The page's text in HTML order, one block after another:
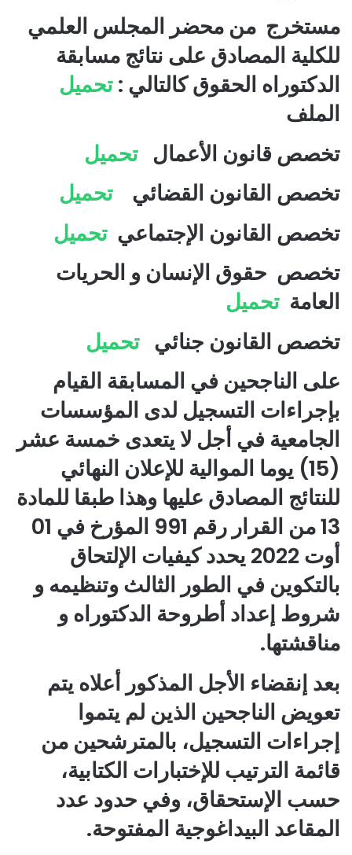
مستخرج من محضر المجلس العلمي
للكلية المصادق على نتائج مسابقة
الدكتوراه الحقوق كالتالي :تحميل
الملف
تخصص قانون الأعمال تحميل
تخصص القانون القضائي تحميل
تخصص القانون الإجتماعي تحميل
تخصص حقوق الإنسان و الحريات
العامة تحميل
تخصص القانون جنائي تحميل
على الناجحين في المسابقة القيام
بإجراءات التسجيل لدى المؤسسات
الجامعية في أجل لا يتعدى خمسة عشر
(15) يوما الموالية للإعلان النهائي
للنتائج المصادق عليها وهذا طبقا للمادة
13 من القرار رقم 991 المؤرخ في 01
أوت 2022 يحدد كيفيات الإلتحاق
بالتكوين في الطور الثالث وتنظيمه و
شروط إعداد أطروحة الدكتوراه و
مناقشتها.
بعد إنقضاء الأجل المذكور أعلاه يتم
تعويض الناجحين الذين لم يتموا
إجراءات التسجيل، بالمترشحين من
قائمة الترتيب للإختبارات الكتابية،
حسب الإستحقاق، وفي حدود عدد
المقاعد البيداغوجية المفتوحة.